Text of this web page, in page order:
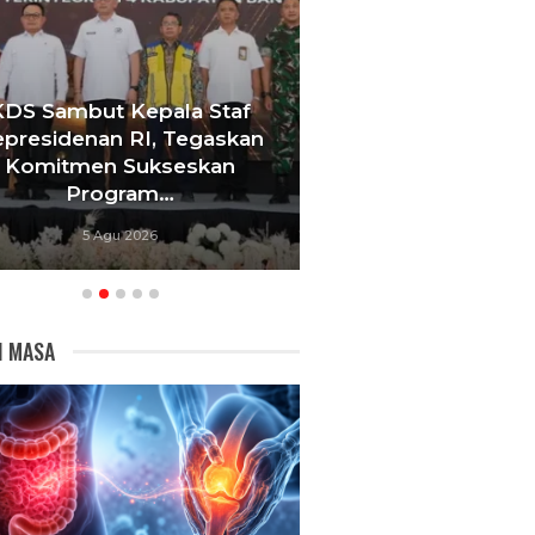
Sambut Kepala Staf
RI, Tegaskan
Komitmen Sukseskan
Program…
5 Agu 2026
MASA